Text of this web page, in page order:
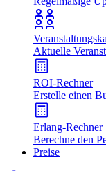
Aktuelle
ROI-Rechner
Erstelle einen
Erlang-Rechner
Berechne den
Preise